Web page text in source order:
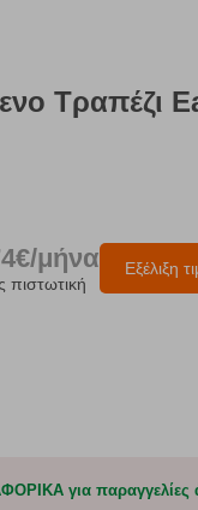
Τραπέζι
Εξέλιξη
μήνα
πιστωτική
για παραγγελίες